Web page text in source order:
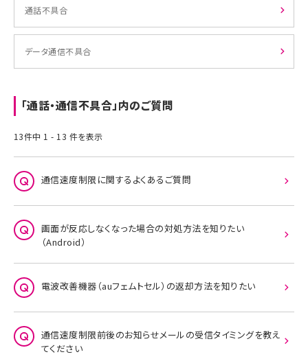
通話不具合
データ通信不具合
「通話・通信不具合」内のご質問
13件中 1 - 13 件を表示
通信速度制限に関するよくあるご質問
画面が反応しなくなった場合の対処方法を知りたい
（Android）
電波改善機器（auフェムトセル）の返却方法を知りたい
通信速度制限前後のお知らせメールの受信タイミングを教え
てください